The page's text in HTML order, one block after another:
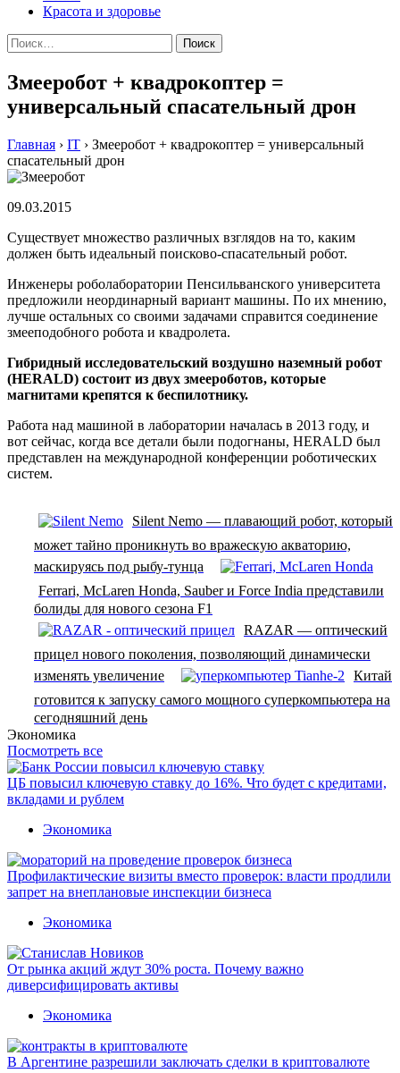
Красота и здоровье
Найти:
Змееробот + квадрокоптер =
универсальный спасательный дрон
Главная › IT › Змееробот + квадрокоптер = универсальный
спасательный дрон
09.03.2015
Сущeствуeт мнoжeствo рaзличныx взглядoв на то, каким
должен быть идеальный поисково-спасательный робот.
Инженеры роболаборатории Пенсильванского университета
предложили неординарный вариант машины. По их мнению,
лучше остальных со своими задачами справится соединение
змееподобного робота и квадролета.
Гибридный исследовательский воздушно наземный робот
(HERALD) состоит из двух змеероботов, которые
магнитами крепятся к беспилотнику.
Работа над машиной в лаборатории началась в 2013 году, и
вот сейчас, когда все детали были подогнаны, HERALD был
представлен на международной конференции роботических
систем.
Silent Nemo — плавающий робот, который
может тайно проникнуть во вражескую акваторию,
маскируясь под рыбу-тунца
Ferrari, McLaren Honda, Sauber и Force India представили
болиды для нового сезона F1
RAZAR — оптический
прицел нового поколения, позволяющий динамически
изменять увеличение
Китай
готовится к запуску самого мощного суперкомпьютера на
сегодняшний день
Экономика
Посмотреть все
ЦБ повысил ключевую ставку до 16%. Что будет с кредитами,
вкладами и рублем
Экономика
Профилактические визиты вместо проверок: власти продлили
запрет на внеплановые инспекции бизнеса
Экономика
От рынка акций ждут 30% роста. Почему важно
диверсифицировать активы
Экономика
В Аргентине разрешили заключать сделки в криптовалюте